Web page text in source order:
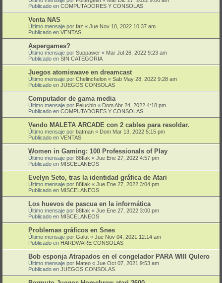
Publicado en COMPUTADORES Y CONSOLAS
Venta NAS
Último mensaje por faz « Jue Nov 10, 2022 10:37 am
Publicado en VENTAS
Aspergames?
Último mensaje por Suppawer « Mar Jul 26, 2022 9:23 am
Publicado en SIN CATEGORIA
Juegos atomiswave en dreamcast
Último mensaje por Chelinchelon « Sab May 28, 2022 9:28 am
Publicado en JUEGOS CONSOLAS
Computador de gama media
Último mensaje por Peluchin « Dom Abr 24, 2022 4:18 pm
Publicado en COMPUTADORES Y CONSOLAS
Vendo MALETA ARCADE con 2 cables para resoldar.
Último mensaje por batman « Dom Mar 13, 2022 5:15 pm
Publicado en VENTAS
Women in Gaming: 100 Professionals of Play
Último mensaje por 88flak « Jue Ene 27, 2022 4:57 pm
Publicado en MISCELANEOS
Evelyn Seto, tras la identidad gráfica de Atari
Último mensaje por 88flak « Jue Ene 27, 2022 3:04 pm
Publicado en MISCELANEOS
Los huevos de pascua en la informática
Último mensaje por 88flak « Jue Ene 27, 2022 3:00 pm
Publicado en MISCELANEOS
Problemas gráficos en Snes
Último mensaje por Galut « Jue Nov 04, 2021 12:14 am
Publicado en HARDWARE CONSOLAS
Bob esponja Atrapados en el congelador PARA WIII QuIero
Último mensaje por Mateo « Jue Oct 07, 2021 9:53 am
Publicado en JUEGOS CONSOLAS